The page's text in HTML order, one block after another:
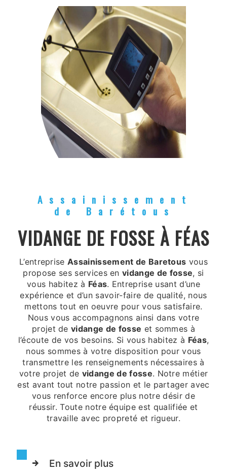
Assainissement
de Barétous
VIDANGE DE FOSSE À FÉAS
L’entrepriseAssainissement de Baretous vous
propose ses services envidange de fosse, si
vous habitez à Féas. Entreprise usant d’une
expérience et d’un savoir-faire de qualité, nous
mettons tout en oeuvre pour vous satisfaire.
Nous vous accompagnons ainsi dans votre
projet devidange de fosse et sommes à
l’écoute de vos besoins. Si vous habitez à Féas,
nous sommes à votre disposition pour vous
transmettre les renseignements nécessaires à
votre projet de vidange de fosse. Notre métier
est avant tout notre passion et le partager avec
vous renforce encore plus notre désir de
réussir. Toute notre équipe est qualifiée et
travaille avec propreté et rigueur.
En savoir plus